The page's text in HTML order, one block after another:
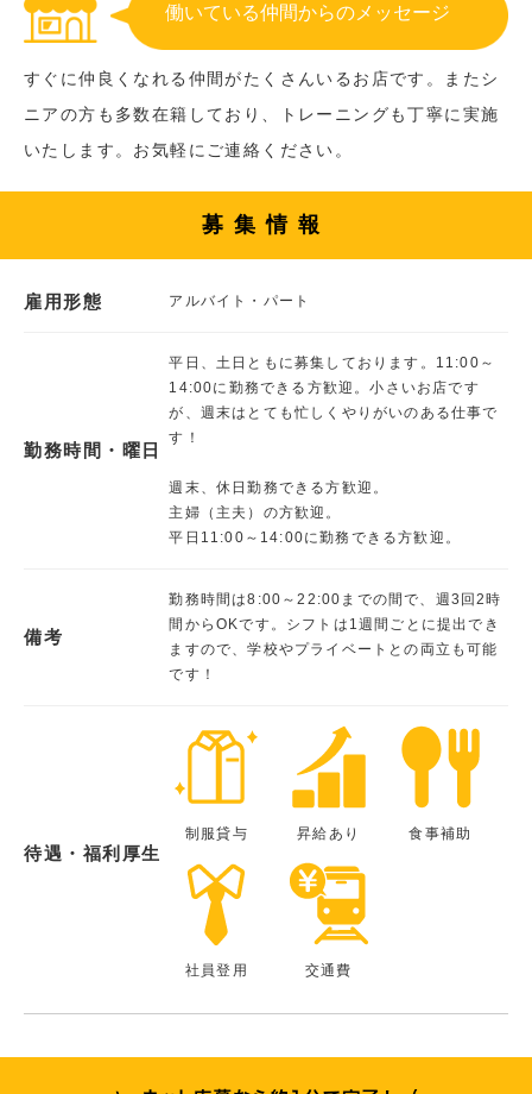
働いている仲間からのメッセージ
すぐに仲良くなれる仲間がたくさんいるお店です。またシ
ニアの方も多数在籍しており、トレーニングも丁寧に実施
いたします。お気軽にご連絡ください。
募集情報
雇用形態 アルバイト・パート
勤務時間・曜日
平日、土日ともに募集しております。11:00～
14:00に勤務できる方歓迎。小さいお店です
が、週末はとても忙しくやりがいのある仕事で
す！
週末、休日勤務できる方歓迎。
主婦（主夫）の方歓迎。
平日11:00～14:00に勤務できる方歓迎。
備考
勤務時間は8:00～22:00までの間で、週3回2時
間からOKです。シフトは1週間ごとに提出でき
ますので、学校やプライベートとの両立も可能
です！
待遇・福利厚生
制服貸与 昇給あり 食事補助
社員登用 交通費